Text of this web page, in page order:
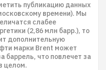
публикацию данных
времени). Мы
слабее
(2,86 млн барр.), то
дополнительную
марки Brent может
баррель, что повлечет за
целом.